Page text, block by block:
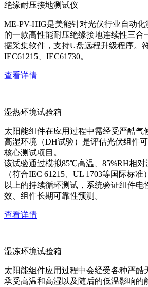
绝缘耐压接地测试仪
ME-PV-HIG是美能针对光伏行业自动
的一款高性能耐压绝缘接地连续性三合
据采集软件，支持U盘远程升级程序。
IEC61215、IEC61730。
查看详情
湿热环境试验箱
太阳能组件在应用过程中需经受严酷气
高湿环境（DH试验）是评估光伏组件
核心测试项目。
该试验通过模拟85℃高温、85%RH相对
（符合IEC 61215、UL 1703等国际标
以上的持续循环测试，系统验证组件电
效、组件长期可靠性预测。
查看详情
湿冻环境试验箱
太阳能组件应用过程中会经受各种严酷
承受高温和高湿以及随后的低温影响的